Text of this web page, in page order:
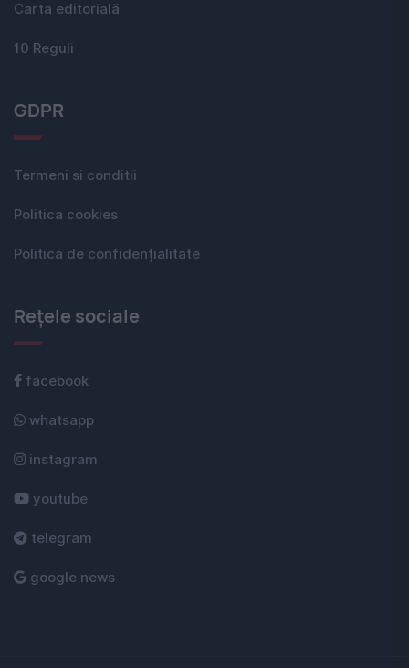
Carta editorială
10 Reguli
GDPR
Termeni si conditii
Politica cookies
Politica de confidențialitate
Rețele sociale
facebook
whatsapp
instagram
youtube
telegram
google news